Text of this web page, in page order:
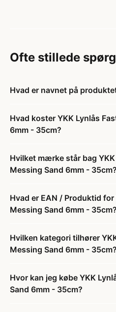
Ofte stillede
Hvad er navnet på
Hvad koster YKK Lynlås
6mm - 35cm?
Hvilket mærke står bag
Messing Sand 6mm - 35cm?
Hvad er EAN / Produktid
Messing Sand 6mm - 35cm?
Hvilken kategori tilhører
Messing Sand 6mm - 35cm?
Hvor kan jeg købe YKK
Sand 6mm - 35cm?